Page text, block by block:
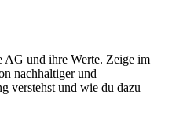
und ihre Werte. Zeige im
nachhaltiger und
verstehst und wie du dazu